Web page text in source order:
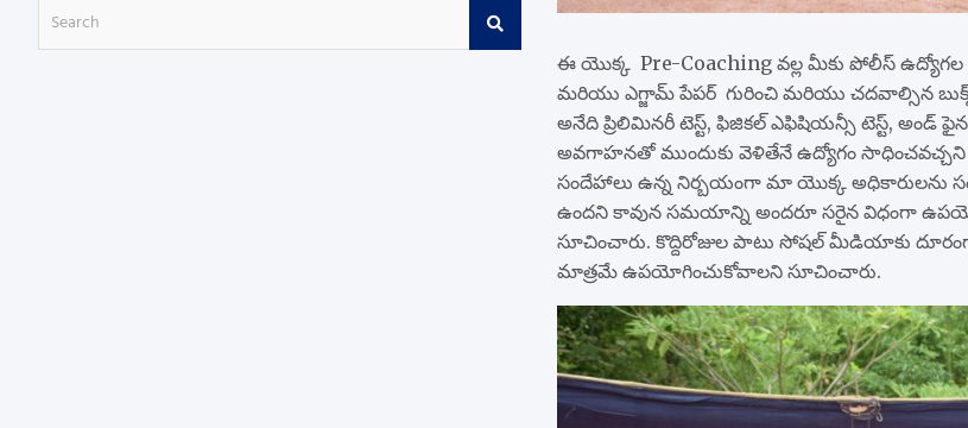
ఈ యొక్క Pre-Coaching వల్ల మీకు పోలీస్
మరియు ఎగ్జామ్ పేపర్ గురించి మరియు చదవాల్సిన
అనేది ప్రిలిమినరీ టెస్ట్, ఫిజికల్ ఎఫిషియన్సీ టెస్ట్, అండ్
అవగాహనతో ముందుకు వెళితేనే ఉద్యోగం సాధించవచ్చని
సందేహాలు ఉన్న నిర్బయంగా మా యొక్క అధికారులను
ఉందని కావున సమయాన్ని అందరూ సరైన విధంగా
సూచించారు. కొద్దిరోజుల పాటు సోషల్ మీడియాకు
మాత్రమే ఉపయోగించుకోవాలని సూచించారు.